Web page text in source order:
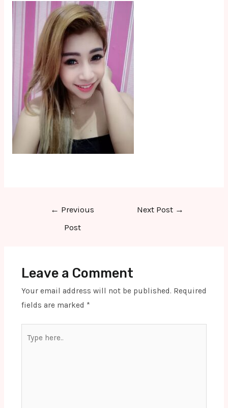
← Previous
Post
Next Post →
Leave a Comment
Your email address will not be published. Required
fields are marked *
here..